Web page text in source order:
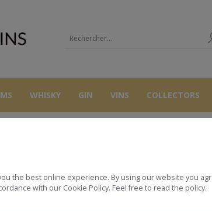
the best online experience. By using our website you
with our Cookie Policy. Feel free to read the policy.
WHISKY GIN VINS COLLECTORS
BENRIACH 12Y CADOC